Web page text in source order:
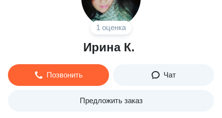
1 оценка
Ирина К.
Позвонить Чат
Предложить заказ